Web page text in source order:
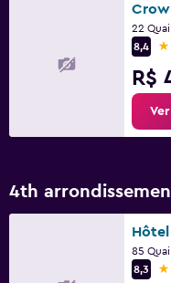
8,4
4
R$
4th
8,3
4